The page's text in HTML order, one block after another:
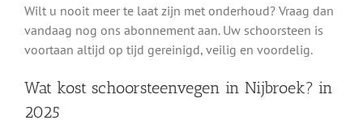
Wilt u nooit meer te laat zijn met onderhoud? Vraag dan
vandaag nog ons abonnement aan. Uw schoorsteen is
voortaan altijd op tijd gereinigd, veilig en voordelig.
Wat kost schoorsteenvegen in Nijbroek? in
2025